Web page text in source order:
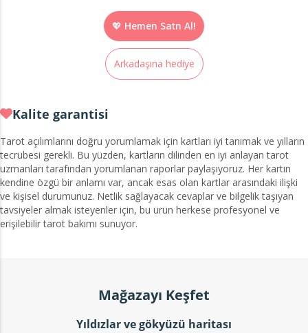
💖 Hemen Satn Al!
Arkadaşına hediye
Kalite garantisi
Tarot açılımlarını doğru yorumlamak için kartları iyi tanımak ve yılların
tecrübesi gerekli. Bu yüzden, kartların dilinden en iyi anlayan tarot
uzmanları tarafından yorumlanan raporlar paylaşıyoruz. Her kartın
kendine özgü bir anlamı var, ancak esas olan kartlar arasındaki ilişki
ve kişisel durumunuz. Netlik sağlayacak cevaplar ve bilgelik taşıyan
tavsiyeler almak isteyenler için, bu ürün herkese profesyonel ve
erişilebilir tarot bakımı sunuyor.
Mağazayı Keşfet
Yıldızlar ve gökyüzü haritası